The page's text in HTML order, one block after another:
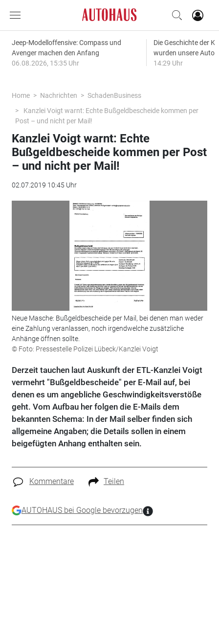
Jeep-Modelloffensive: Compass und
Avenger machen den Anfang
06.08.2026, 15:35 Uhr
Die Geschichte der
wurden unsere
14:29 Uhr
Home Nachrichten
SchadenBusiness
Kanzlei Voigt warnt: Echte Bußgeldbescheide kommen per
Post – und nicht per Mail!
Kanzlei Voigt warnt: Echte
Bußgeldbescheide kommen per Post
– und nicht per Mail!
02.07.2019 10:45 Uhr
Neue Masche: Bußgeldbescheide per Mail, bei denen man weder
eine Zahlung veranlassen, noch irgendwelche zusätzliche
Anhänge öffnen sollte.
© Foto: Pressestelle Polizei Lübeck/Kanzlei Voigt
Derzeit tauchen laut Auskunft der ETL-Kanzlei Voigt
vermehrt "Bußgeldbescheide" per E-Mail auf, bei
denen es um angebliche Geschwindigkeitsverstöße
geht. Vom Aufbau her folgen die E-Mails dem
bekannten Schema: In der Mail selber finden sich
allgemeine Angaben; die Details sollen in einem
beigefügten Anhang enthalten sein.
Kommentare Teilen
AUTOHAUS bei Google bevorzugen